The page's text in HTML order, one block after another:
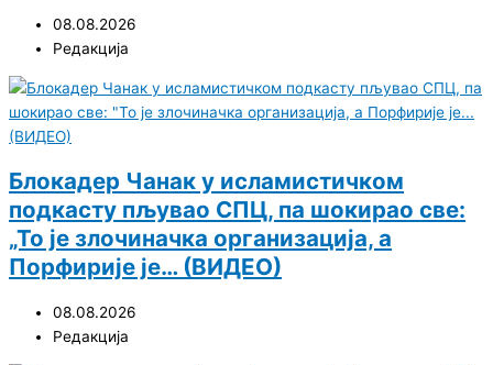
08.08.2026
Редакција
Блокадер Чанак у исламистичком
подкасту пљувао СПЦ, па шокирао све:
„То је злочиначка организација, а
Порфирије је… (ВИДЕО)
08.08.2026
Редакција